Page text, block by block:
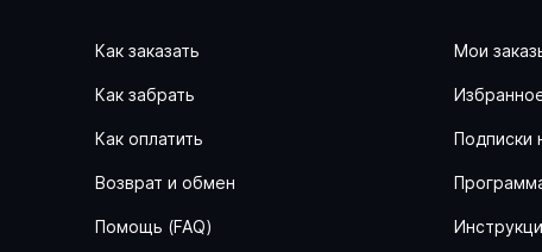
Как заказать
Как забрать
Как оплатить
Возврат и обмен
Помощь (FAQ)
Мои
Подписки